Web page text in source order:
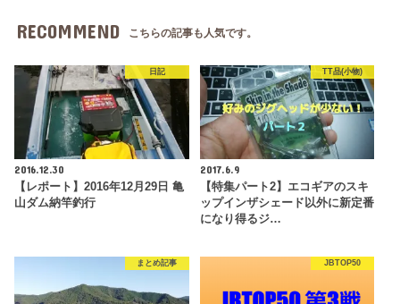
RECOMMEND こちらの記事も人気です。
日記
2016.12.30
【レポート】2016年12月29日 亀
山ダム納竿釣行
TT品(小物)
2017.6.9
【特集パート2】エコギアのスキ
ップインザシェード以外に新定番
になり得るジ…
まとめ記事 JBTOP50